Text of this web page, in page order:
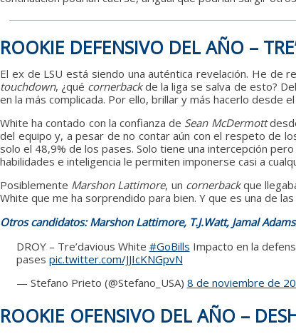
ROOKIE DEFENSIVO DEL AÑO –
El ex de LSU está siendo una auténtica revelación. He de
touchdown, ¿qué cornerbackde la liga se salva de esto?
en la más complicada. Por ello, brillar y más hacerlo desde
White ha contado con la confianza de Sean McDermott
del equipo y, a pesar de no contar aún con el respeto de
solo el 48,9% de los pases. Solo tiene una intercepción
habilidades e inteligencia le permiten imponerse casi a
Posiblemente Marshon Lattimore, un cornerbackque
White que me ha sorprendido para bien. Y que es una de
Otros candidatos: Marshon Lattimore, T.J.Watt, Jamal Adams
DROY – Tre’davious White #GoBills Impacto en la
pases pic.twitter.com/JJIcKNGpvN
— Stefano Prieto (@Stefano_USA) 8 de noviembre de
ROOKIE OFENSIVO DEL AÑO –